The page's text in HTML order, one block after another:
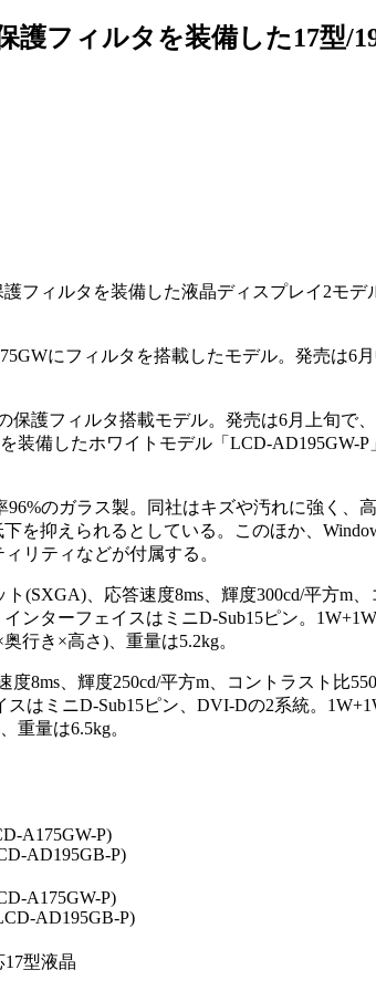
護フィルタを装備した17型/
フィルタを装備した液晶ディスプレイ2モデ
にフィルタを搭載したモデル。発売は6
護フィルタ搭載モデル。発売は6月上旬で
装備したホワイトモデル「LCD-AD195GW-P
のガラス製。同社はキズや汚れに強く、
を抑えられるとしている。このほか、
リティなどが付属する。
(SXGA)、応答速度8ms、輝度300cd/平方m
ンターフェイスはミニD-Sub15ピン。
行き×高さ)、重量は5.2kg。
8ms、輝度250cd/平方m、コントラスト比
はミニD-Sub15ピン、DVI-Dの2系統。
重量は6.5kg。
A175GW-P)
AD195GB-P)
A175GW-P)
AD195GB-P)
17型液晶